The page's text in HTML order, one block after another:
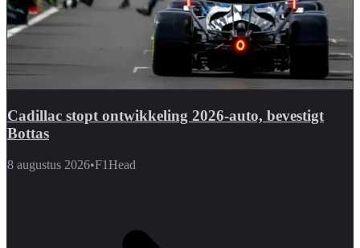
Cadillac stopt ontwikkeling 2026-auto, bevestigt
Bottas
8 augustus 2026•F1Head